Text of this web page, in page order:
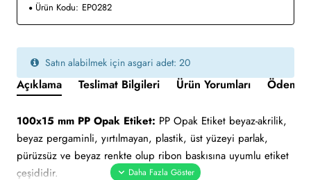
Ürün Kodu: EP0282
Satın alabilmek için asgari adet: 20
Açıklama Teslimat Bilgileri Ürün Yorumları Ödeme
100x15 mm PP Opak Etiket: PP Opak Etiket beyaz-akrilik,
beyaz pergaminli, yırtılmayan, plastik, üst yüzeyi parlak,
pürüzsüz ve beyaz renkte olup ribon baskısına uyumlu etiket
çeşididir.